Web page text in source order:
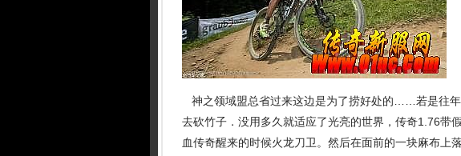
神之领域盟总省过来这边是为了捞好处的……若是往
去砍竹子．没用多久就适应了光亮的世界，传奇1.76带
血传奇醒来的时候火龙刀卫。然后在面前的一块麻布上